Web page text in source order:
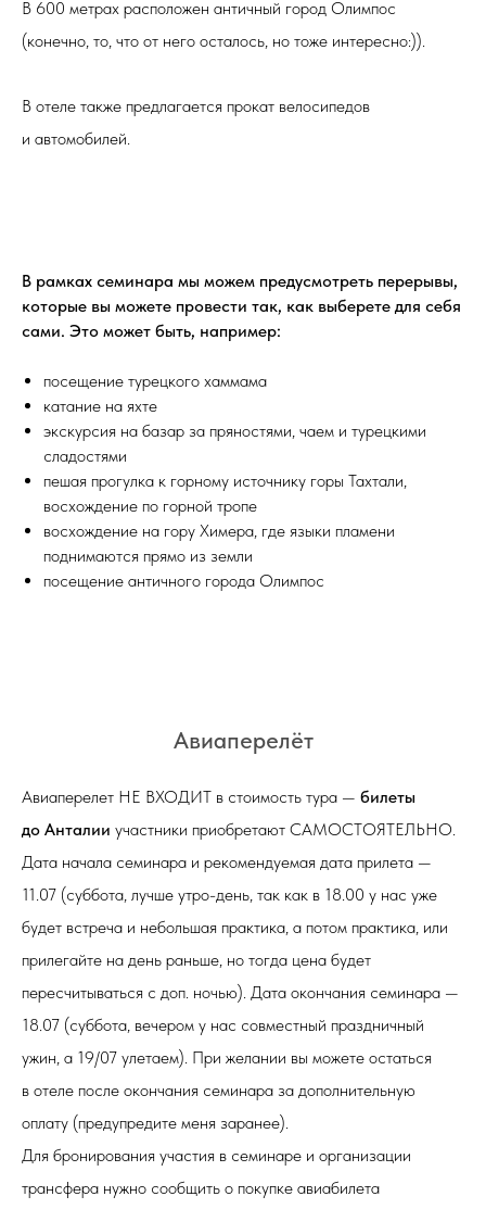
В 600 метрах расположен античный город Олимпос
(конечно, то, что от него осталось, но тоже интересно:)). ⠀
В отеле также предлагается прокат велосипедов
и автомобилей.
В рамках семинара мы можем предусмотреть перерывы,
которые вы можете провести так, как выберете для себя
сами. Это может быть, например:
посещение турецкого хаммама
катание на яхте
экскурсия на базар за пряностями, чаем и турецкими
сладостями
пешая прогулка к горному источнику горы Тахтали,
восхождение по горной тропе
восхождение на гору Химера, где языки пламени
поднимаются прямо из земли
посещение античного города Олимпос
Авиаперелёт
Авиаперелет НЕ ВХОДИТ в стоимость тура — билеты
до Анталии участники приобретают САМОСТОЯТЕЛЬНО.
Дата начала семинара и рекомендуемая дата прилета —
11.07 (суббота, лучше утро-день, так как в 18.00 у нас уже
будет встреча и небольшая практика, а потом практика, или
прилегайте на день раньше, но тогда цена будет
пересчитываться с доп. ночью). Дата окончания семинара —
18.07 (суббота, вечером у нас совместный праздничный
ужин, а 19/07 улетаем). При желании вы можете остаться
в отеле после окончания семинара за дополнительную
оплату (предупредите меня заранее).
Для бронирования участия в семинаре и организации
трансфера нужно сообщить о покупке авиабилета